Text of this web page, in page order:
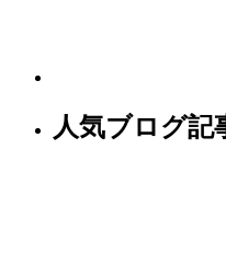
人気ブログ記